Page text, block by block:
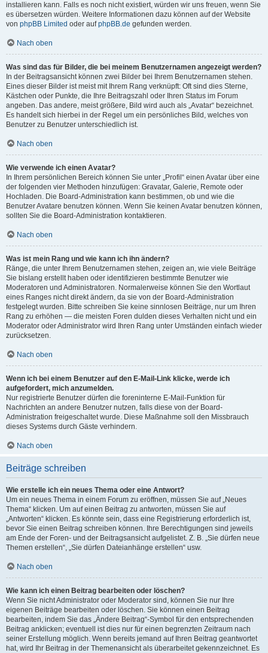
installieren kann. Falls es noch nicht existiert, würden wir uns freuen, wenn Sie
es übersetzen würden. Weitere Informationen dazu können auf der Website
von phpBB Limited oder aufphpBB.de gefunden werden.
Nach oben
Was sind das für Bilder, die bei meinem Benutzernamen angezeigt werden?
In der Beitragsansicht können zwei Bilder bei Ihrem Benutzernamen stehen.
Eines dieser Bilder ist meist mit Ihrem Rang verknüpft: Oft sind dies Sterne,
Kästchen oder Punkte, die Ihre Beitragszahl oder Ihren Status im Forum
angeben. Das andere, meist größere, Bild wird auch als „Avatar“ bezeichnet.
Es handelt sich hierbei in der Regel um ein persönliches Bild, welches von
Benutzer zu Benutzer unterschiedlich ist.
Nach oben
Wie verwende ich einen Avatar?
In Ihrem persönlichen Bereich können Sie unter „Profil“ einen Avatar über eine
der folgenden vier Methoden hinzufügen: Gravatar, Galerie, Remote oder
Hochladen. Die Board-Administration kann bestimmen, ob und wie die
Benutzer Avatare benutzen können. Wenn Sie keinen Avatar benutzen können,
sollten Sie die Board-Administration kontaktieren.
Nach oben
Was ist mein Rang und wie kann ich ihn ändern?
Ränge, die unter Ihrem Benutzernamen stehen, zeigen an, wie viele Beiträge
Sie bislang erstellt haben oder identifizieren bestimmte Benutzer wie
Moderatoren und Administratoren. Normalerweise können Sie den Wortlaut
eines Ranges nicht direkt ändern, da sie von der Board-Administration
festgelegt wurden. Bitte schreiben Sie keine sinnlosen Beiträge, nur um Ihren
Rang zu erhöhen — die meisten Foren dulden dieses Verhalten nicht und ein
Moderator oder Administrator wird Ihren Rang unter Umständen einfach wieder
zurücksetzen.
Nach oben
Wenn ich bei einem Benutzer auf den E-Mail-Link klicke, werde ich
aufgefordert, mich anzumelden.
Nur registrierte Benutzer dürfen die foreninterne E-Mail-Funktion für
Nachrichten an andere Benutzer nutzen, falls diese von der Board-
Administration freigeschaltet wurde. Diese Maßnahme soll den Missbrauch
dieses Systems durch Gäste verhindern.
Nach oben
Beiträge schreiben
Wie erstelle ich ein neues Thema oder eine Antwort?
Um ein neues Thema in einem Forum zu eröffnen, müssen Sie auf „Neues
Thema“ klicken. Um auf einen Beitrag zu antworten, müssen Sie auf
„Antworten“ klicken. Es könnte sein, dass eine Registrierung erforderlich ist,
bevor Sie einen Beitrag schreiben können. Ihre Berechtigungen sind jeweils
am Ende der Foren- und der Beitragsansicht aufgelistet. Z. B. „Sie dürfen neue
Themen erstellen“, „Sie dürfen Dateianhänge erstellen“ usw.
Nach oben
Wie kann ich einen Beitrag bearbeiten oder löschen?
Wenn Sie nicht Administrator oder Moderator sind, können Sie nur Ihre
eigenen Beiträge bearbeiten oder löschen. Sie können einen Beitrag
bearbeiten, indem Sie das „Ändere Beitrag“-Symbol für den entsprechenden
Beitrag anklicken; eventuell ist dies nur für einen begrenzten Zeitraum nach
seiner Erstellung möglich. Wenn bereits jemand auf Ihren Beitrag geantwortet
hat, wird Ihr Beitrag in der Themenansicht als überarbeitet gekennzeichnet. Es